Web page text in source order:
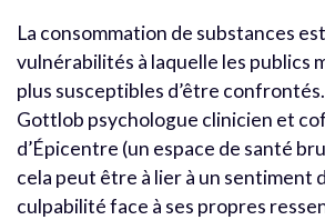
La consommation de substances
vulnérabilités à laquelle les publics
plus susceptibles d’être
Gottlob psychologue clinicien et
d’Épicentre (un espace de santé
cela peut être à lier à un sentiment
culpabilité face à ses propres